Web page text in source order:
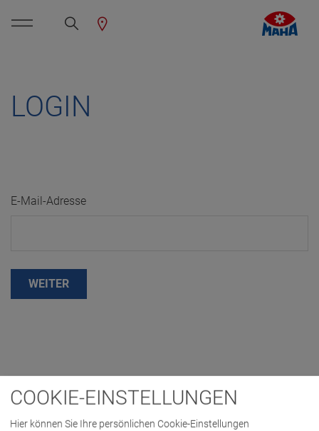
LOGIN
E-Mail-Adresse
WEITER
COOKIE-EINSTELLUNGEN
Hier können Sie Ihre persönlichen Cookie-Einstellungen